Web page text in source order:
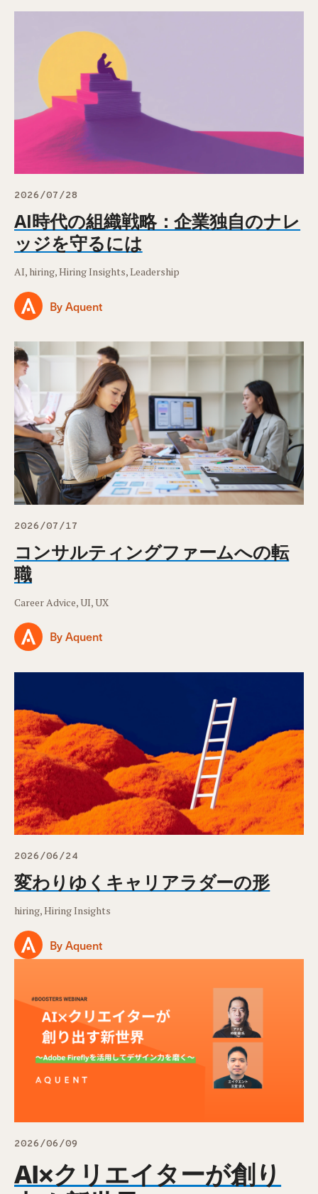
2026/07/28
AI時代の組織戦略：企業独自のナレ
ッジを守るには
AI, hiring, Hiring Insights, Leadership
By Aquent
2026/07/17
コンサルティングファームへの転
職
Career Advice, UI, UX
By Aquent
2026/06/24
変わりゆくキャリアラダーの形
hiring, Hiring Insights
By Aquent
2026/06/09
AI×クリエイターが創り